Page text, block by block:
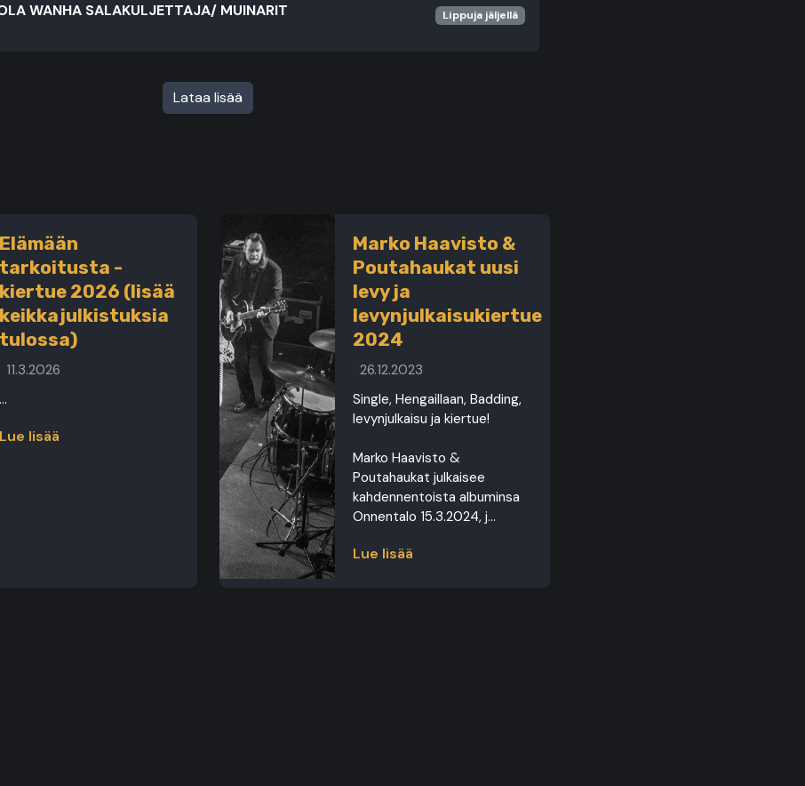
WANHA SALAKULJETTAJA/ MUINARIT Lippuja jäljellä
Lataa lisää
Elämään
tarkoitusta -
kiertue 2026 (lisää
keikkajulkistuksia
tulossa)
11.3.2026
...
Lue lisää
Marko Haavisto &
Poutahaukat uusi
levy ja
levynjulkaisukiertue
2024
26.12.2023
Single, Hengaillaan, Badding,
levynjulkaisu ja kiertue!
Marko Haavisto &
Poutahaukat julkaisee
kahdennentoista albuminsa
Onnentalo 15.3.2024, j...
Lue lisää